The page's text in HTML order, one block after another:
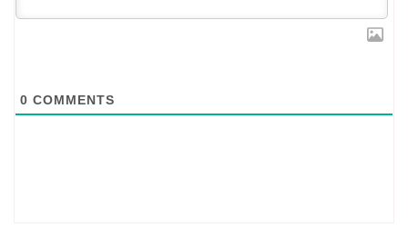
0 COMMENTS